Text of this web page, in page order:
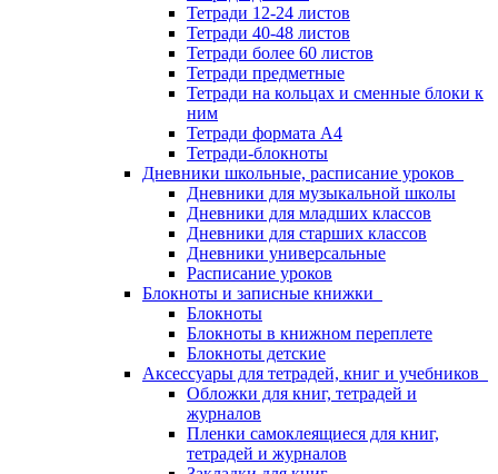
Тетради 12-24 листов
Тетради 40-48 листов
Тетради более 60 листов
Тетради предметные
Тетради на кольцах и сменные блоки к
ним
Тетради формата А4
Тетради-блокноты
Дневники школьные, расписание уроков
Дневники для музыкальной школы
Дневники для младших классов
Дневники для старших классов
Дневники универсальные
Расписание уроков
Блокноты и записные книжки
Блокноты
Блокноты в книжном переплете
Блокноты детские
Аксессуары для тетрадей, книг и учебников
Обложки для книг, тетрадей и
журналов
Пленки самоклеящиеся для книг,
тетрадей и журналов